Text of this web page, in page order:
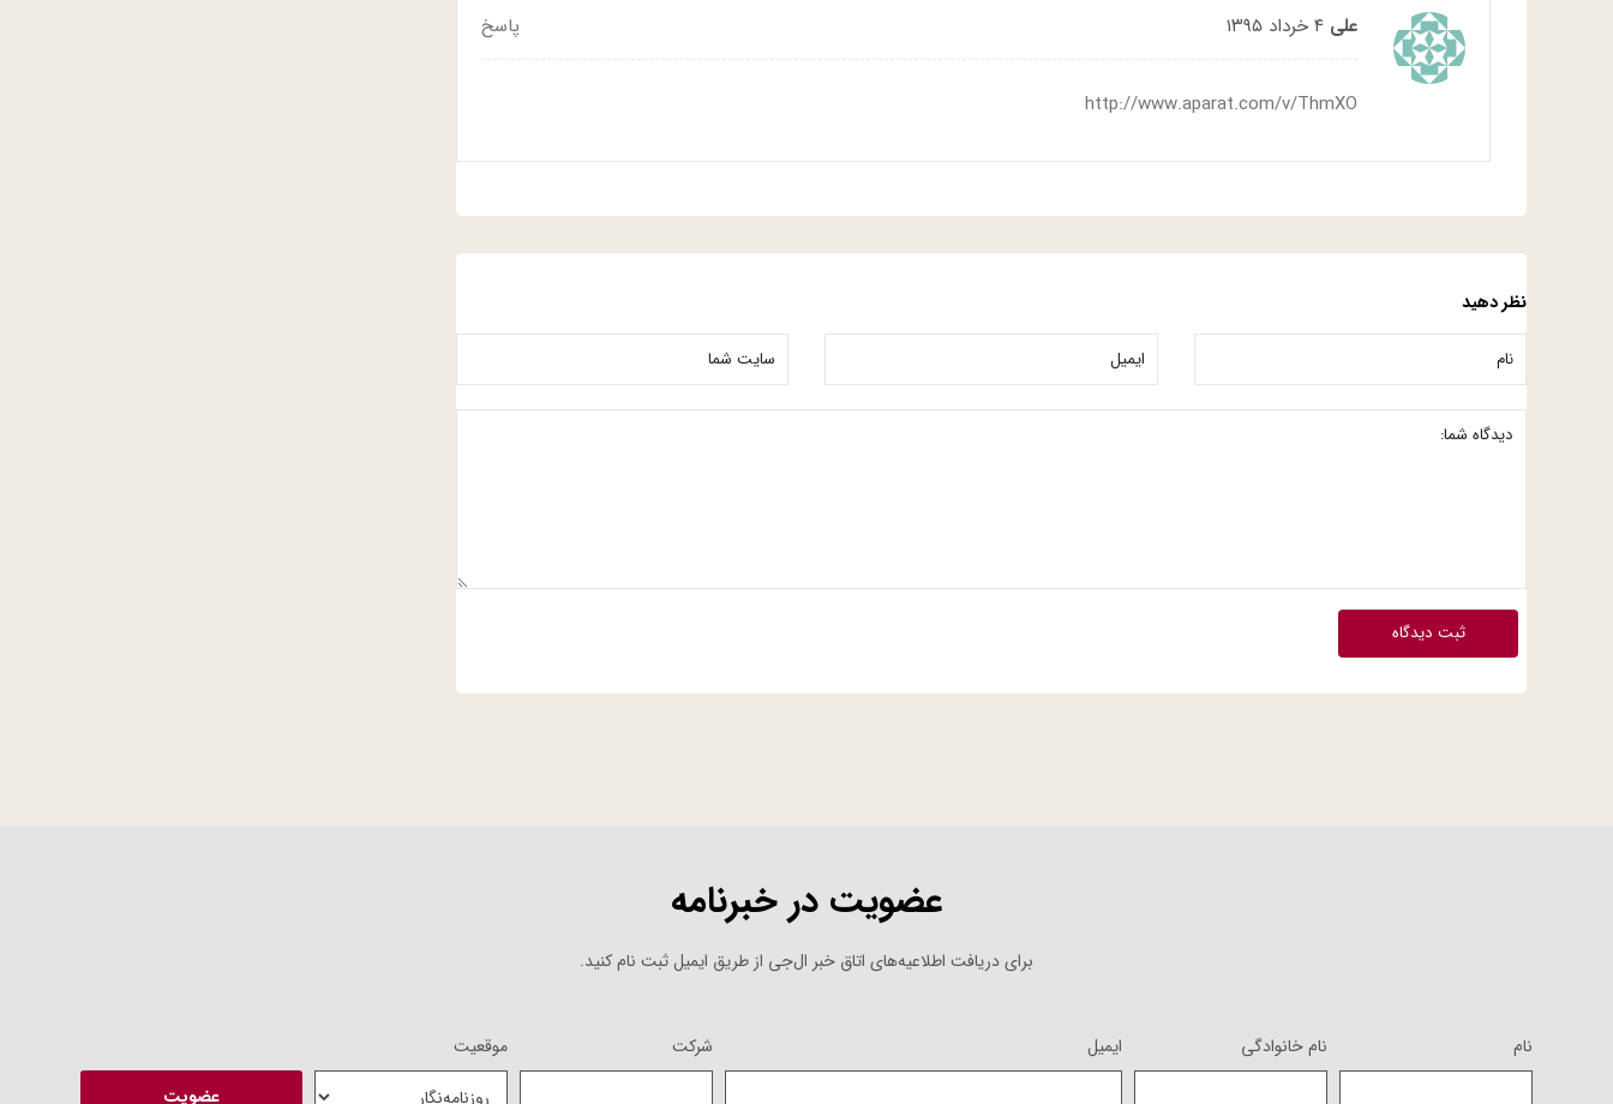
علی ۴ خرداد ۱۳۹۵ پاسخ
http://www.aparat.com/v/ThmXO
نظر دهید
ثبت دیدگاه
عضویت در خبرنامه
برای دریافت اطلاعیه‌های اتاق خبر ال‌جی از طریق ایمیل ثبت نام کنید.
نام نام خانوادگی ایمیل شرکت موقعیت